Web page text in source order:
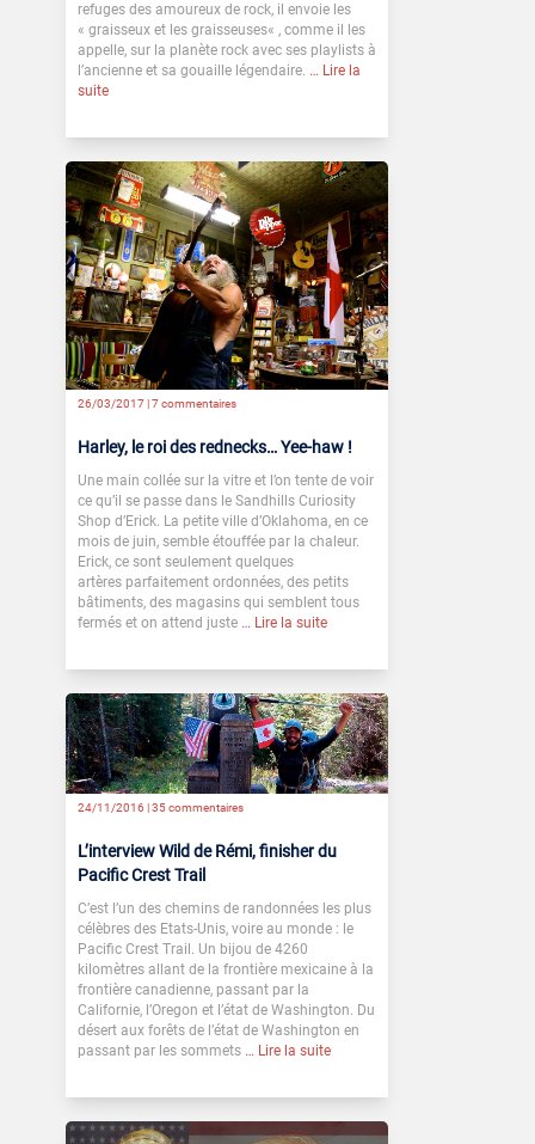
refuges des amoureux de rock, il envoie les
« graisseux et les graisseuses« , comme il les
appelle, sur la planète rock avec ses playlists à
l’ancienne et sa gouaille légendaire. … Lire la
suite
26/03/2017 |7 commentaires
Harley, le roi des rednecks… Yee-haw !
Une main collée sur la vitre et l’on tente de voir
ce qu’il se passe dans le Sandhills Curiosity
Shop d’Erick. La petite ville d’Oklahoma, en ce
mois de juin, semble étouffée par la chaleur.
Erick, ce sont seulement quelques
artères parfaitement ordonnées, des petits
bâtiments, des magasins qui semblent tous
fermés et on attend juste … Lire la suite
24/11/2016 |35 commentaires
L’interview Wild de Rémi, finisher du
Pacific Crest Trail
C’est l’un des chemins de randonnées les plus
célèbres des Etats-Unis, voire au monde : le
Pacific Crest Trail. Un bijou de 4260
kilomètres allant de la frontière mexicaine à la
frontière canadienne, passant par la
Californie, l’Oregon et l’état de Washington. Du
désert aux forêts de l’état de Washington en
passant par les sommets … Lire la suite